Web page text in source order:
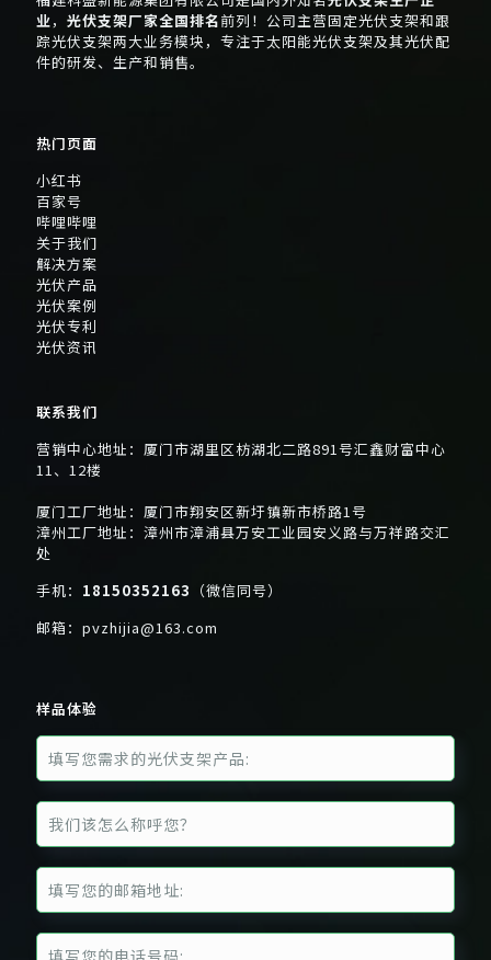
业， 光伏支架厂家全国排名前列！公司主营固定光伏支架和跟
踪光伏支架两大业务模块，专注于太阳能光伏支架及其光伏配
件的研发、生产和销售。
热门页面
小红书
百家号
哔哩哔哩
关于我们
解决方案
光伏产品
光伏案例
光伏专利
光伏资讯
联系我们
营销中心地址：厦门市湖里区枋湖北二路891号汇鑫财富中心
11、12楼
厦门工厂地址：厦门市翔安区新圩镇新市桥路1号
漳州工厂地址：漳州市漳浦县万安工业园安义路与万祥路交汇
处
手机： 18150352163 （微信同号）
邮箱： pvzhijia@163.com
样品体验